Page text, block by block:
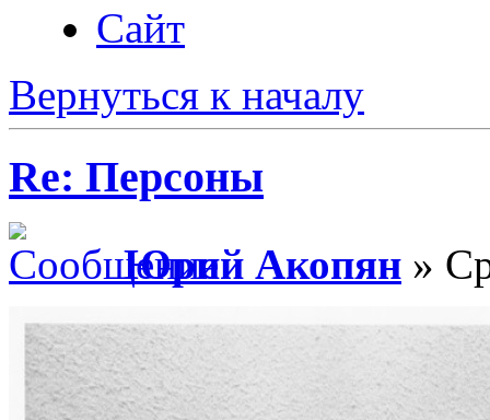
Сайт
Вернуться к началу
Re: Персоны
Юрий Акопян »